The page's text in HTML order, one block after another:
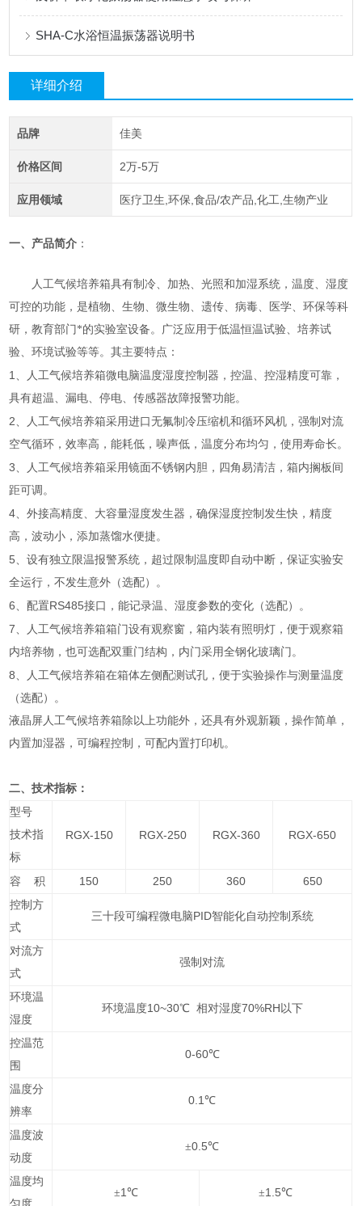
SHA-C水浴恒温振荡器说明书
详细介绍
品牌 佳美
价格区间 2万-5万
应用领域 医疗卫生,环保,食品/农产品,化工,生物产业
一、产品简介 ：
人工气候培养箱具有制冷、加热、光照和加湿系统，温度、湿度
可控的功能，是植物、生物、微生物、遗传、病毒、医学、环保等科
研，教育部门*的实验室设备。广泛应用于低温恒温试验、培养试
验、环境试验等等。其主要特点：
1 、 人工气候培养箱微电脑温度湿度控制器，控温、控湿精度可靠，
具有超温、漏电、停电、传感器故障报警功能。
2、 人工气候培养箱采用进口无氟制冷压缩机和循环风机，强制对流
空气循环，效率高，能耗低，噪声低，温度分布均匀，使用寿命长。
3、 人工气候培养箱采用镜面不锈钢内胆，四角易清洁，箱内搁板间
距可调。
4、外接高精度、大容量湿度发生器，确保湿度控制发生快，精度
高，波动小，添加蒸馏水便捷。
5、设有独立限温报警系统，超过限制温度即自动中断，保证实验安
全运行，不发生意外（选配）。
6、配置RS485接口，能记录温、湿度参数的变化（选配）。
7、 人工气候培养箱箱门设有观察窗，箱内装有照明灯，便于观察箱
内培养物，也可选配双重门结构，内门采用全钢化玻璃门。
8、 人工气候培养箱在箱体左侧配测试孔，便于实验操作与测量温度
（选配）。
液晶屏人工气候培养箱 除以上功能外，还具有外观新颖，操作简单，
内置加湿器，可编程控制，可配内置打印机。
二、技术指标：
型号
技术指
标
RGX-150 RGX-250 RGX-360 RGX-650
容 积 150 250 360 650
控制方
式
三十段可编程微电脑PID智能化自动控制系统
对流方
式
强制对流
环境温
湿度
环境温度10~30℃ 相对湿度70%RH 以下
控温范
围
0-60℃
温度分
辨率
0.1℃
温度波
动度
±0.5℃
温度均
±1 ℃ ±1.5℃